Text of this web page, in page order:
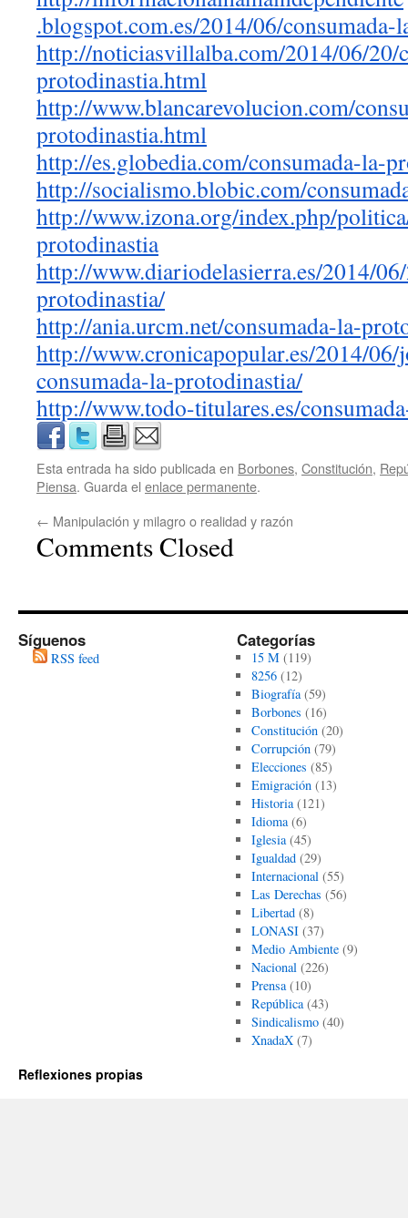
.blogspot.com.es/2014/06/consumada-
http://noticiasvillalba.com/2014/06/20/
protodinastia.html
http://www.blancarevolucion.com/
protodinastia.html
http://es.globedia.com/consumada-la-
http://socialismo.blobic.com/c
http://www.izona.org/index.php/
protodinastia
http://www.diariodelasierra.es/2014/
protodinastia/
http://ania.urcm.net/consumada-la-
http://www.cronicapopular.es/2014/06/
consumada-la-protodinastia/
http://www.todo-titulares.es/
Esta entrada ha sido publicada en Borbones, Constitución,
Piensa. Guarda el enlace permanente.
← Manipulación y milagro o realidad y razón
Comments Closed
Síguenos
RSS feed
Categorías
15 M(119)
8256(12)
Biografía(59)
Borbones (16)
Constitución(20)
Corrupción(79)
Elecciones (85)
Emigración(13)
Historia(121)
Idioma(6)
Iglesia(45)
Igualdad(29)
Internacional(55)
Las Derechas (56)
Libertad(8)
LONASI(37)
Medio Ambiente(9)
Nacional(226)
Prensa(10)
República(43)
Sindicalismo(40)
XnadaX(7)
Reflexiones propias